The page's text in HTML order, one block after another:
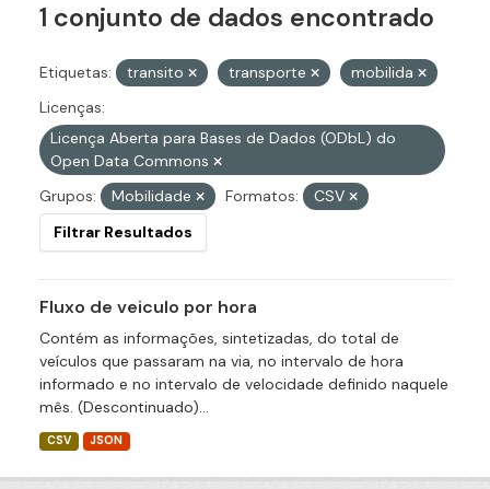
1 conjunto de dados encontrado
Etiquetas: transito transporte
mobilida
Licenças:
Licença Aberta para Bases de Dados (ODbL) do
Open Data Commons
Grupos:
Mobilidade Formatos:
CSV
Filtrar Resultados
Fluxo de veiculo por hora
Contém as informações, sintetizadas, do total de
veículos que passaram na via, no intervalo de hora
informado e no intervalo de velocidade definido naquele
mês. (Descontinuado)...
CSV JSON